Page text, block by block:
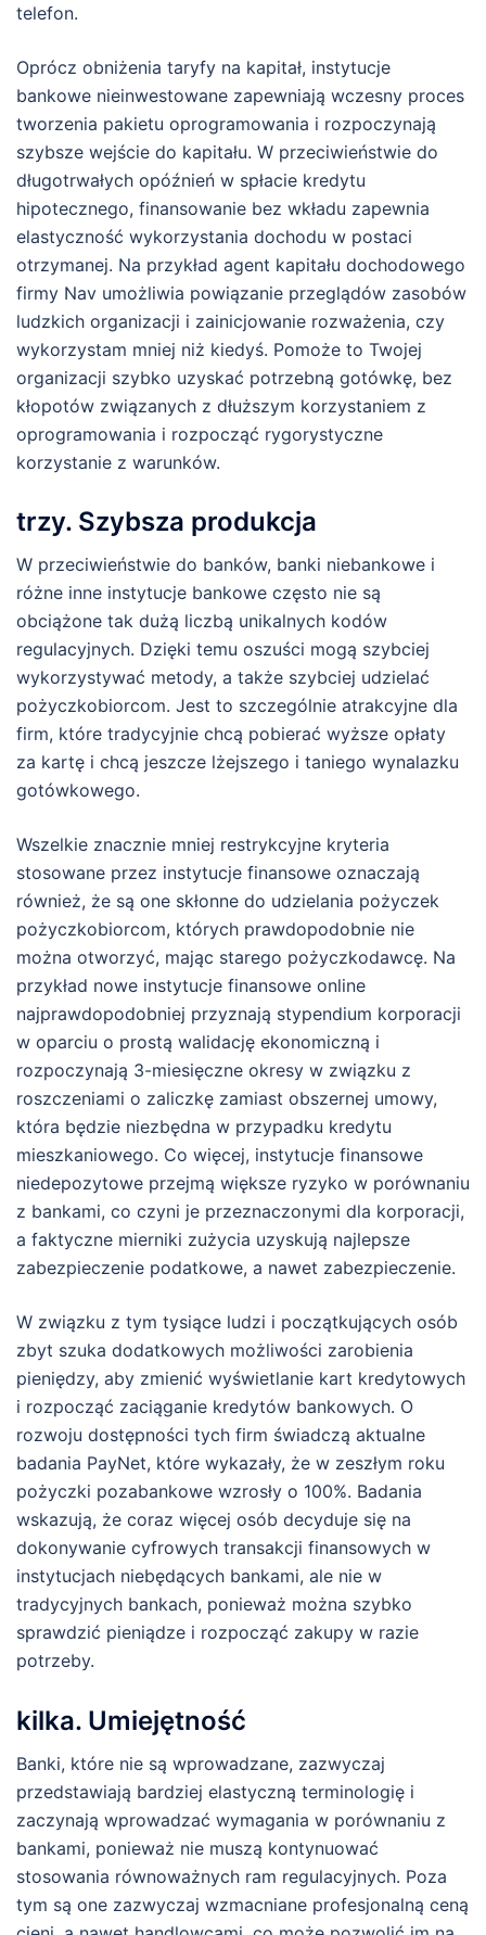
telefon.
Oprócz obniżenia taryfy na kapitał, instytucje
bankowe nieinwestowane zapewniają wczesny proces
tworzenia pakietu oprogramowania i rozpoczynają
szybsze wejście do kapitału. W przeciwieństwie do
długotrwałych opóźnień w spłacie kredytu
hipotecznego, finansowanie bez wkładu zapewnia
elastyczność wykorzystania dochodu w postaci
otrzymanej. Na przykład agent kapitału dochodowego
firmy Nav umożliwia powiązanie przeglądów zasobów
ludzkich organizacji i zainicjowanie rozważenia, czy
wykorzystam mniej niż kiedyś. Pomoże to Twojej
organizacji szybko uzyskać potrzebną gotówkę, bez
kłopotów związanych z dłuższym korzystaniem z
oprogramowania i rozpocząć rygorystyczne
korzystanie z warunków.
trzy. Szybsza produkcja
W przeciwieństwie do banków, banki niebankowe i
różne inne instytucje bankowe często nie są
obciążone tak dużą liczbą unikalnych kodów
regulacyjnych. Dzięki temu oszuści mogą szybciej
wykorzystywać metody, a także szybciej udzielać
pożyczkobiorcom. Jest to szczególnie atrakcyjne dla
firm, które tradycyjnie chcą pobierać wyższe opłaty
za kartę i chcą jeszcze lżejszego i taniego wynalazku
gotówkowego.
Wszelkie znacznie mniej restrykcyjne kryteria
stosowane przez instytucje finansowe oznaczają
również, że są one skłonne do udzielania pożyczek
pożyczkobiorcom, których prawdopodobnie nie
można otworzyć, mając starego pożyczkodawcę. Na
przykład nowe instytucje finansowe online
najprawdopodobniej przyznają stypendium korporacji
w oparciu o prostą walidację ekonomiczną i
rozpoczynają 3-miesięczne okresy w związku z
roszczeniami o zaliczkę zamiast obszernej umowy,
która będzie niezbędna w przypadku kredytu
mieszkaniowego. Co więcej, instytucje finansowe
niedepozytowe przejmą większe ryzyko w porównaniu
z bankami, co czyni je przeznaczonymi dla korporacji,
a faktyczne mierniki zużycia uzyskują najlepsze
zabezpieczenie podatkowe, a nawet zabezpieczenie.
W związku z tym tysiące ludzi i początkujących osób
zbyt szuka dodatkowych możliwości zarobienia
pieniędzy, aby zmienić wyświetlanie kart kredytowych
i rozpocząć zaciąganie kredytów bankowych. O
rozwoju dostępności tych firm świadczą aktualne
badania PayNet, które wykazały, że w zeszłym roku
pożyczki pozabankowe wzrosły o 100%. Badania
wskazują, że coraz więcej osób decyduje się na
dokonywanie cyfrowych transakcji finansowych w
instytucjach niebędących bankami, ale nie w
tradycyjnych bankach, ponieważ można szybko
sprawdzić pieniądze i rozpocząć zakupy w razie
potrzeby.
kilka. Umiejętność
Banki, które nie są wprowadzane, zazwyczaj
przedstawiają bardziej elastyczną terminologię i
zaczynają wprowadzać wymagania w porównaniu z
bankami, ponieważ nie muszą kontynuować
stosowania równoważnych ram regulacyjnych. Poza
tym są one zazwyczaj wzmacniane profesjonalną ceną